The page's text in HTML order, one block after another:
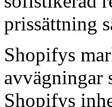
prissättning
Shopifys
avvägningar
Shopifys